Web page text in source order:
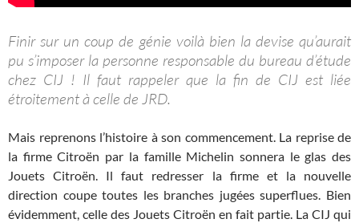
Finir sur un coup de génie voilà bien la devise qu’aurait
pu s’imposer la personne responsable du bureau d’étude
chez CIJ ! Il faut rappeler que la fin de CIJ est liée
étroitement à celle de JRD.
Mais reprenons l’histoire à son commencement. La reprise de
la firme Citroën par la famille Michelin sonnera le glas des
Jouets Citroën. Il faut redresser la firme et la nouvelle
direction coupe toutes les branches jugées superflues. Bien
évidemment, celle des Jouets Citroën en fait partie. La CIJ qui